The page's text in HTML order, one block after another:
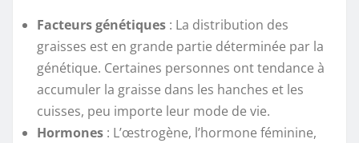
Facteurs génétiques : La distribution des
graisses est en grande partie déterminée par la
génétique. Certaines personnes ont tendance à
accumuler la graisse dans les hanches et les
cuisses, peu importe leur mode de vie.
Hormones : L’œstrogène, l’hormone féminine,